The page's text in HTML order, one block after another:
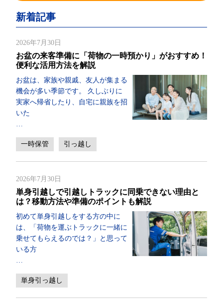
新着記事
2026年7月30日
お盆の来客準備に「荷物の一時預かり」がおすすめ！
便利な活用方法を解説
お盆は、家族や親戚、友人が集まる
機会が多い季節です。 久しぶりに
実家へ帰省したり、自宅に親族を招
いた
…
一時保管 引っ越し
2026年7月30日
単身引越しで引越しトラックに同乗できない理由と
は？移動方法や準備のポイントも解説
初めて単身引越しをする方の中に
は、「荷物を運ぶトラックに一緒に
乗せてもらえるのでは？」と思って
いる方
…
単身引っ越し